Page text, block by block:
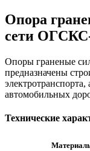
ф-1,2-
10,0
Опора
сети
Опоры граненые
предназначены
автомобильных
Технические